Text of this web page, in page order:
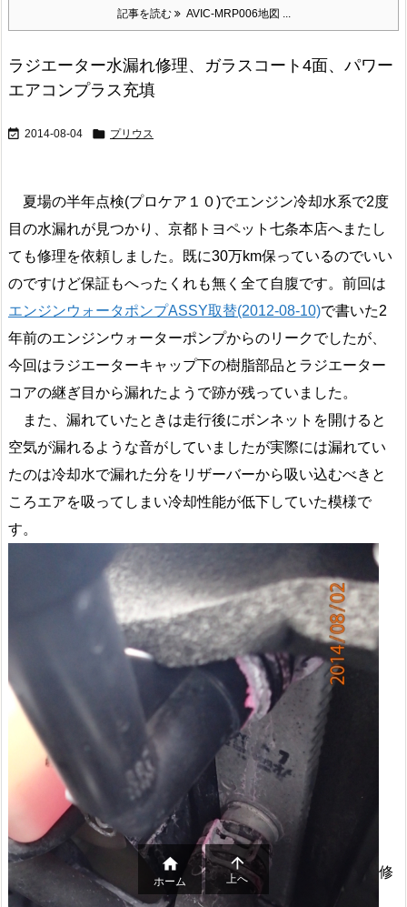
記事を読む AVIC-MRP006地図 ...
ラジエーター水漏れ修理、ガラスコート4面、パワー
エアコンプラス充填
 2014-08-04  プリウス
夏場の半年点検(プロケア１０)でエンジン冷却水系で2度
目の水漏れが見つかり、京都トヨペット七条本店へまたし
ても修理を依頼しました。既に30万km保っているのでいい
のですけど保証もへったくれも無く全て自腹です。前回は
エンジンウォータポンプASSY取替(2012-08-10)で書いた2
年前のエンジンウォーターポンプからのリークでしたが、
今回はラジエーターキャップ下の樹脂部品とラジエーター
コアの継ぎ目から漏れたようで跡が残っていました。
また、漏れていたときは走行後にボンネットを開けると
空気が漏れるような音がしていましたが実際には漏れてい
たのは冷却水で漏れた分をリザーバーから吸い込むべきと
ころエアを吸ってしまい冷却性能が低下していた模様で
す。
修

ホーム

上へ